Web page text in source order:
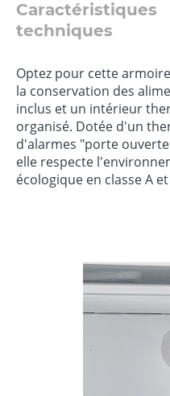
Caractéristiques
techniques
Optez pour cette
la conservation des
inclus et un intérieur
organisé. Dotée d'un
d'alarmes "porte
elle respecte
écologique en classe A